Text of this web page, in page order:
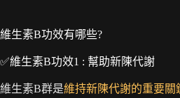
維生素B功效有哪些?
✅維生素B功效1 : 幫助新陳代謝
維生素B群是維持新陳代謝的重要關